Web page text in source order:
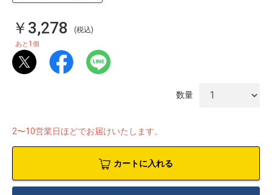
￥3,278 (税込)
あと 1 個
数量
2〜10営業日ほどでお届けいたします。
カートに入れる